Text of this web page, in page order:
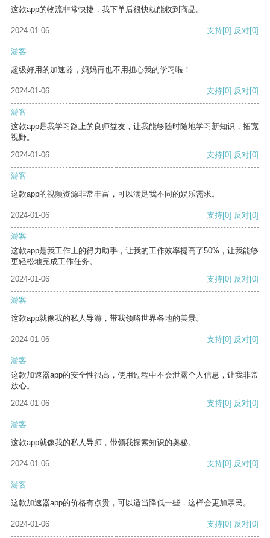
这款app的物流非常快捷，我下单后很快就能收到商品。
2024-01-06 支持[0] 反对[0]
游客
超级好用的加速器，妈妈再也不用担心我的学习啦！
2024-01-06 支持[0] 反对[0]
游客
这款app是我学习路上的良师益友，让我能够随时随地学习新知识，拓宽
视野。
2024-01-06
支持[0] 反对[0]
游客
这款app的视频资源非常丰富，可以满足我不同的娱乐需求。
2024-01-06 支持[0] 反对[0]
游客
这款app是我工作上的得力助手，让我的工作效率提高了50%，让我能够
更轻松地完成工作任务。
2024-01-06
支持[0] 反对[0]
游客
这款app就像我的私人导游，带我领略世界各地的美景。
2024-01-06 支持[0] 反对[0]
游客
这款加速器app的安全性很高，使用过程中不会泄露个人信息，让我非常
放心。
2024-01-06
支持[0] 反对[0]
游客
这款app就像我的私人导师，带领我探索知识的奥秘。
2024-01-06 支持[0] 反对[0]
游客
这款加速器app的价格有点贵，可以适当降低一些，这样会更加亲民。
2024-01-06 支持[0] 反对[0]